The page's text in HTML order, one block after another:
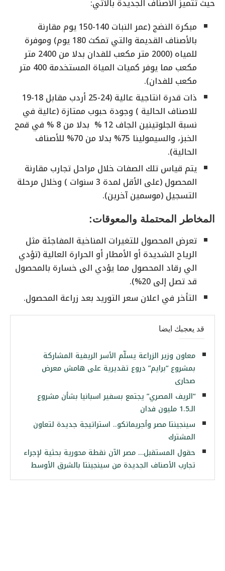
حيث تتميز الأصناف الجديدة بالآتي:
مبكرة النضج (عمر النبات 140-150 يوم مقارنة
بالأصناف القديمة والتي تمكث 180 يوم) وموفرة
للمياه (2000 متر مكعب للفدان بدلا من 2400 متر
مكعب مما يوفر كميات المياة المستخدمة 400 متر
مكعب للفدان).
ذات قدرة انتاجية عالية (24-25 أردب مقابل 18-19
للاصناف الحالية ) وجودة حبوب ممتازة (عالية في
نسبة الجلوتينين الجاف 12 % بدلا من 8 % في قمح
الخبز، والسيمولينا 75% بدلا من 70% للأصناف
الحالية).
يتم قياس تلك الصفات خلال مراحل تجارب مقارنة
المحصول (على الأقل لمدة 3 سنوات ) وخلال مرحلة
التسجيل (موسمين آخرين).
المخاطر المحتملة والمعوقات:
تعرض المحصول للتغيرات المناخية المفاجئة مثل
الرياح الشديدة أو الأمطار أو الحرارة العالية (تؤدي
الي رقاد المحصول مما يؤدي الى خسارة بالمحصول
قد تصل إلى 20%).
التأخر في اعلان سعر التوريد بعد زراعة المحصول.
قد يعجبك ايضا
معاون وزير الزراعة يسلّم الأسر الريفية المشاركة
بمشروع “برايم” دروع تقديرية على هامش معرض
صحارى
“الريف المصري” يجتمع بسفير اسبانيا بشأن مشروع
الـ1.5 مليون فدان
سينجينتا مصر وأجريماتكو.. استراتيجة جديدة لتعاون
المشترك
حقول المستقبل… مصر الآن نقطة محورية بحثية لإجراء
تجارب الأصناف الجديدة من سينجينتا بالشرق الأوسط